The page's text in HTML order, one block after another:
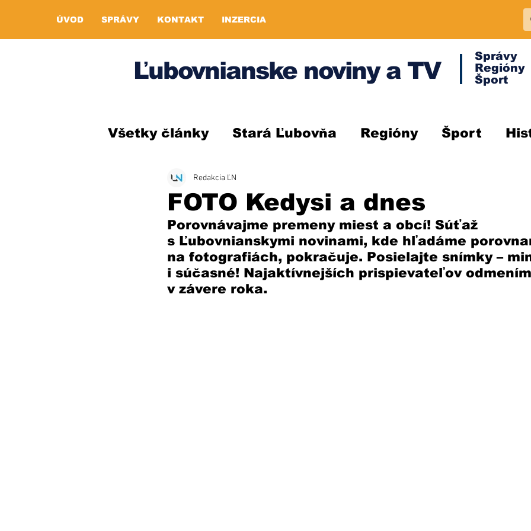
ÚVOD SPRÁVY KONTAKT INZERCIA
Ľubovnianske noviny a TV
Správy
Regióny
Šport
Všetky články Stará Ľubovňa Regióny Šport
FOTO Kedysi a dnes
Redakcia ĽN
Porovnávajme premeny miest a obcí! Súťaž
s Ľubovnianskymi novinami, kde hľadáme
na fotografiách, pokračuje. Posielajte snímky –
i súčasné! Najaktívnejších prispievateľov
v závere roka.